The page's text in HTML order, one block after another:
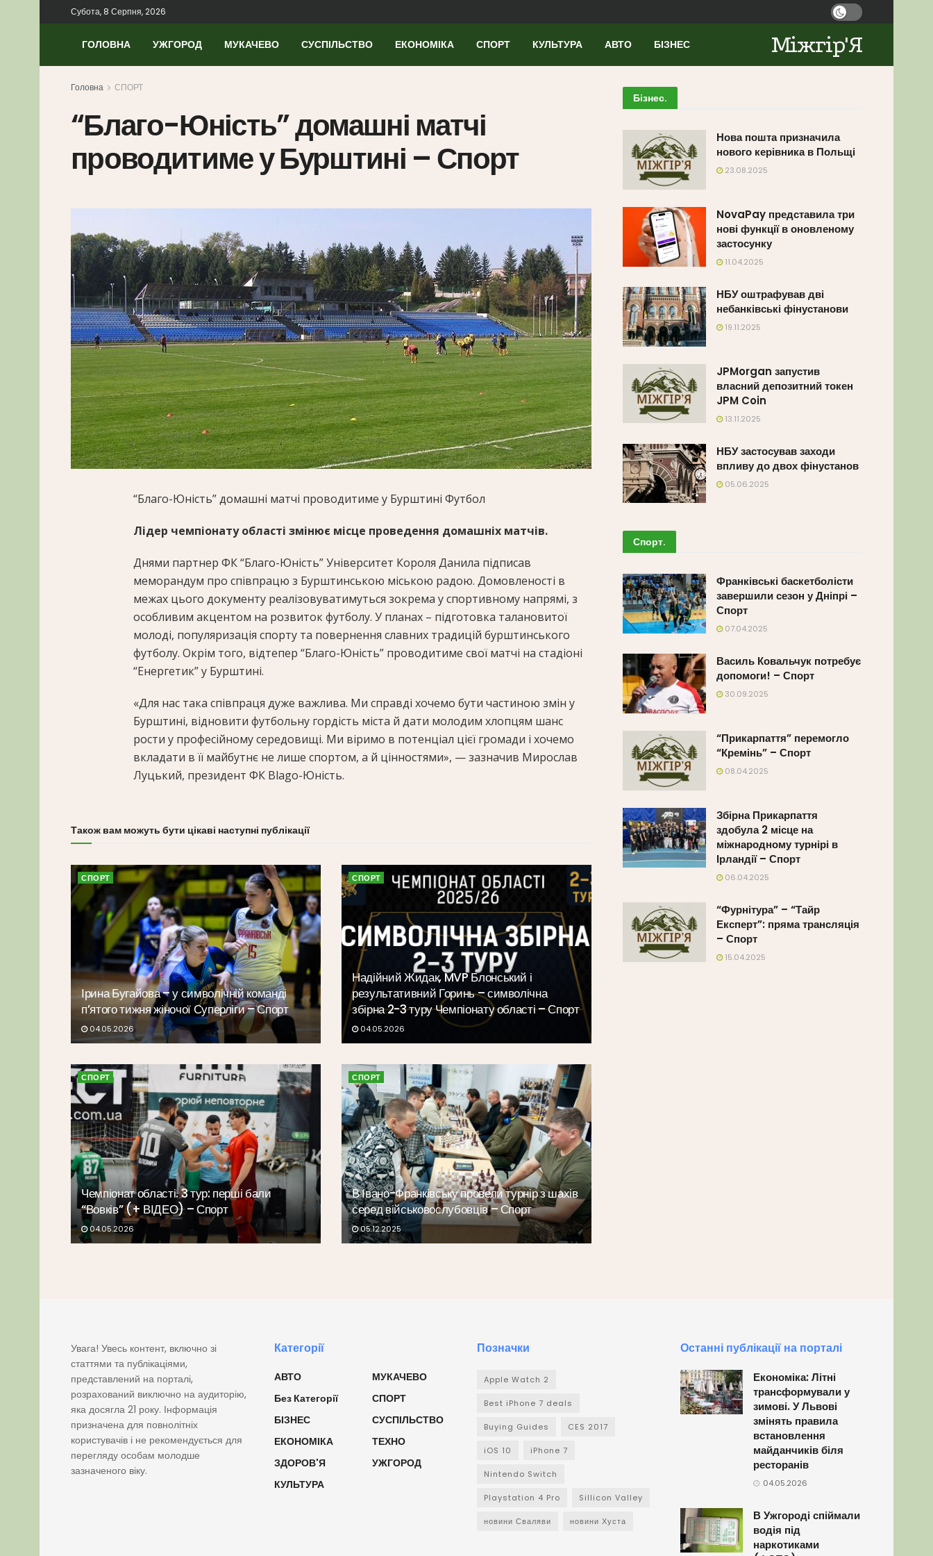
Субота, 8 Серпня, 2026
ГОЛОВНА УЖГОРОД МУКАЧЕВО СУСПІЛЬСТВО ЕКОНОМІКА СПОРТ КУЛЬТУРА АВТО БІЗНЕС Міжгір'Я
Головна СПОРТ
“Благо-Юність” домашні матчі
проводитиме у Бурштині – Спорт
“Благо-Юність” домашні матчі проводитиме у Бурштині Футбол
Лідер чемпіонату області змінює місце проведення домашніх матчів.
Днями партнер ФК “Благо-Юність” Університет Короля Данила підписав
меморандум про співпрацю з Бурштинською міською радою. Домовленості в
межах цього документу реалізовуватимуться зокрема у спортивному напрямі, з
особливим акцентом на розвиток футболу. У планах – підготовка талановитої
молоді, популяризація спорту та повернення славних традицій бурштинського
футболу. Окрім того, відтепер “Благо-Юність” проводитиме свої матчі на стадіоні
“Енергетик” у Бурштині.
«Для нас така співпраця дуже важлива. Ми справді хочемо бути частиною змін у
Бурштині, відновити футбольну гордість міста й дати молодим хлопцям шанс
рости у професійному середовищі. Ми віримо в потенціал цієї громади і хочемо
вкладати в її майбутнє не лише спортом, а й цінностями», — зазначив Мирослав
Луцький, президент ФК Blago-Юність.
Також вам можуть бути цікаві наступні публікації
СПОРТ
Ірина Бугайова – у символічній команді
п’ятого тижня жіночої Суперліги – Спорт
04.05.2026
СПОРТ
Надійний Жидак, MVP Блонський і
результативний Горинь – символічна
збірна 2-3 туру Чемпіонату області – Спорт
04.05.2026
СПОРТ
Чемпіонат області. 3 тур: перші бали
“Вовків” (+ ВІДЕО) – Спорт
04.05.2026
СПОРТ
В Івано-Франківську провели турнір з шахів
серед військовослубовців – Спорт
05.12.2025
Бізнес.
Нова пошта призначила
нового керівника в Польщі
23.08.2025
NovaPay представила три
нові функції в оновленому
застосунку
11.04.2025
НБУ оштрафував дві
небанківські фінустанови
19.11.2025
JPMorgan запустив
власний депозитний токен
JPM Coin
13.11.2025
НБУ застосував заходи
впливу до двох фінустанов
05.06.2025
Спорт.
Франківські баскетболісти
завершили сезон у Дніпрі –
Спорт
07.04.2025
Василь Ковальчук потребує
допомоги! – Спорт
30.09.2025
“Прикарпаття” перемогло
“Кремінь” – Спорт
08.04.2025
Збірна Прикарпаття
здобула 2 місце на
міжнародному турнірі в
Ірландії – Спорт
06.04.2025
“Фурнітура” – “Тайр
Експерт”: пряма трансляція
– Спорт
15.04.2025
Увага! Увесь контент, включно зі
статтями та публікаціями,
представлений на порталі,
розрахований виключно на аудиторію,
яка досягла 21 року. Інформація
призначена для повнолітніх
користувачів і не рекомендується для
перегляду особам молодше
зазначеного віку.
Категорії
АВТО
Без Категорії
БІЗНЕС
ЕКОНОМІКА
ЗДОРОВ'Я
КУЛЬТУРА
МУКАЧЕВО
СПОРТ
СУСПІЛЬСТВО
ТЕХНО
УЖГОРОД
Позначки
Apple Watch 2
Best iPhone 7 deals
Buying Guides CES 2017
iOS 10 iPhone 7
Nintendo Switch
Playstation 4 Pro Sillicon Valley
новини Сваляви новини Хуста
Останні публікації на порталі
Економіка: Літні
трансформували у
зимові. У Львові
змінять правила
встановлення
майданчиків біля
ресторанів
04.05.2026
В Ужгороді спіймали
водія під
наркотиками